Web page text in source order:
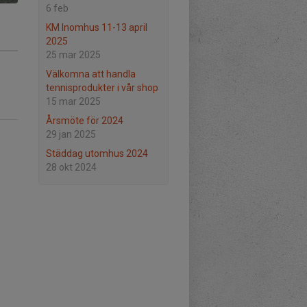
6 feb
KM Inomhus 11-13 april
2025
25 mar 2025
Välkomna att handla
tennisprodukter i vår shop
15 mar 2025
Årsmöte för 2024
29 jan 2025
Städdag utomhus 2024
28 okt 2024